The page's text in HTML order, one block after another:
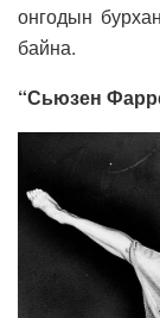
онгодын
байна.
“Сьюзен